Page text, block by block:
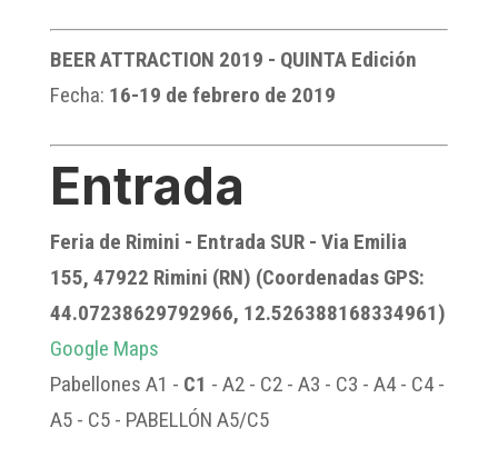
BEER ATTRACTION 2019 - QUINTA Edición
Fecha: 16-19 de febrero de 2019
Entrada
Feria de Rimini - Entrada SUR - Via Emilia
155, 47922 Rimini (RN) (Coordenadas GPS:
44.07238629792966, 12.526388168334961)
Google Maps
Pabellones A1 - C1 - A2 - C2 - A3 - C3 - A4 - C4 -
A5 - C5 - PABELLÓN A5/C5